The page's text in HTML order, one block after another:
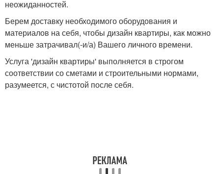
неожиданностей.
Берем доставку необходимого оборудования и
материалов на себя, чтобы дизайн квартиры, как можно
меньше затрачивал(-и/а) Вашего личного времени.
Услуга 'дизайн квартиры' выполняется в строгом
соответствии со сметами и строительными нормами,
разумеется, с чистотой после себя.